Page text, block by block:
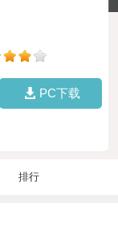
PC下载
排行